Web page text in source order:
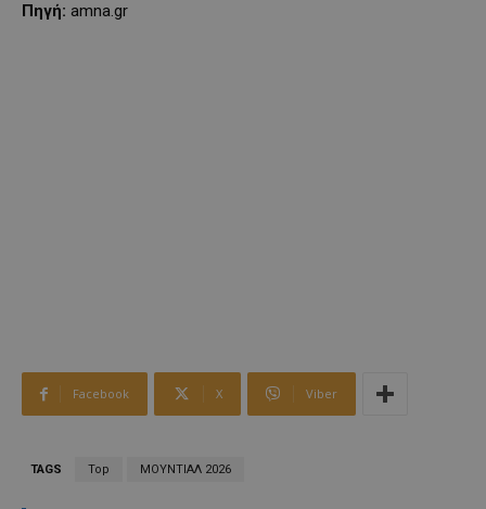
Πηγή: amna.gr
Facebook X Viber
TAGS Top ΜΟΥΝΤΙΑΛ 2026